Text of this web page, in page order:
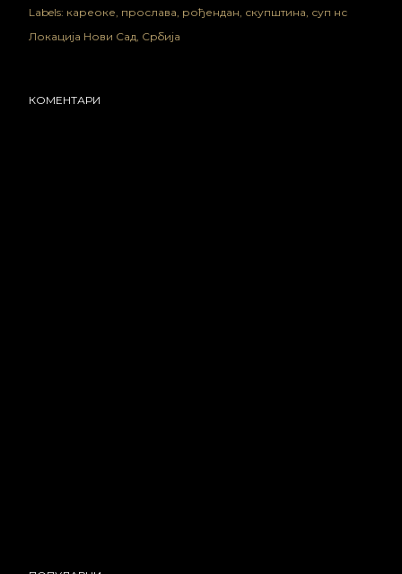
Labels: кареоке прослава рођендан скупштина суп нс
Локација Нови Сад, Србија
КОМЕНТАРИ